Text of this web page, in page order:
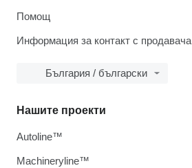
Помощ
Информация за контакт с продавача
България / български
Нашите проекти
Autoline™
Machineryline™